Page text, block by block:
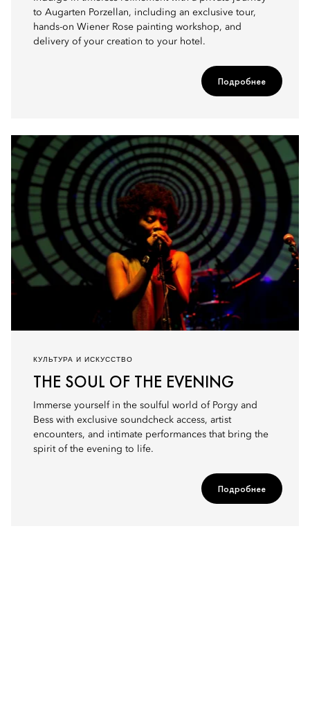
to Augarten Porzellan, including an exclusive tour,
hands-on Wiener Rose painting workshop, and
delivery of your creation to your hotel.
Подробнее
КУЛЬТУРА И ИСКУССТВО
THE SOUL OF THE EVENING
Immerse yourself in the soulful world of Porgy and
Bess with exclusive soundcheck access, artist
encounters, and intimate performances that bring the
spirit of the evening to life.
Подробнее